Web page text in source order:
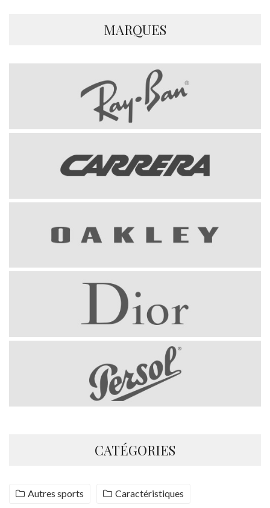
MARQUES
CATÉGORIES
Autres sports Caractéristiques